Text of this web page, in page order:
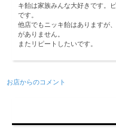
キ飴は家族みんな大好きです。
です。
他店でもニッキ飴はありますが
がありません。
またリピートしたいです。
お店からのコメント